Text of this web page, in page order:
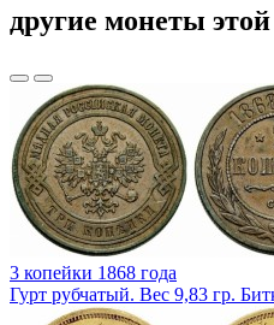
другие монеты
3 копейки 1868 года
Гурт рубчатый. Вес 9,83 гр.